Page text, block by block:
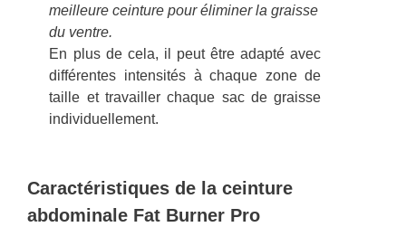
meilleure ceinture pour éliminer la graisse
du ventre.
En plus de cela, il peut être adapté avec
différentes intensités à chaque zone de
taille et travailler chaque sac de graisse
individuellement.
Caractéristiques de la ceinture
abdominale Fat Burner Pro